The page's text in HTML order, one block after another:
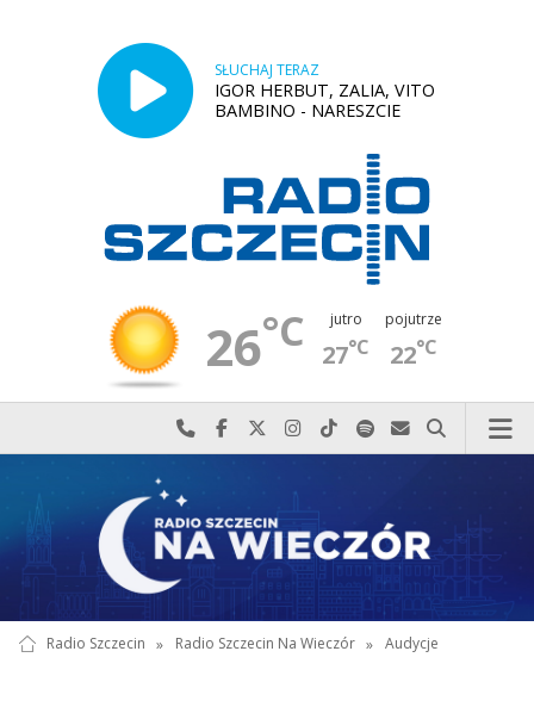
SŁUCHAJ TERAZ
IGOR HERBUT, ZALIA, VITO
BAMBINO - NARESZCIE
26°C jutro
27°C
pojutrze
22°C
Najlepiej po prostu do nas zadzwoń
Odwiedź nas na Facebook-u
Odwiedź nas na X
Odwiedź nas na Instagram-ie
Odwiedź nas na TikTok-u
Szukaj nas na Spotify
Wyślij do nas
Szukaj
Radio Szczecin » Radio Szczecin Na Wieczór » Audycje